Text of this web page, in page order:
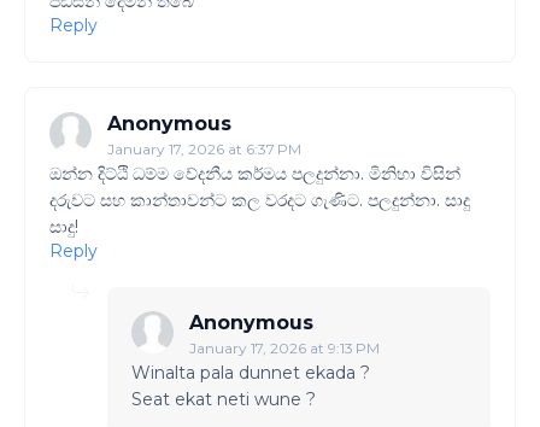
Reply
Anonymous
January 17, 2026 at 6:37 PM
ඔන්න දිට්ඨි ධම්ම වේදනීය කර්මය පලදුන්නා. මිනිහා විසින්
දරුවට සහ කාන්තාවන්ට කල වරදට ගැණිට. පලදුන්නා. සාදු
සාදු!
Reply
Anonymous
January 17, 2026 at 9:13 PM
Winalta pala dunnet ekada ?
Seat ekat neti wune ?